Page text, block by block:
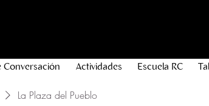
Conversación Actividades Escuela RC
La Plaza del Pueblo